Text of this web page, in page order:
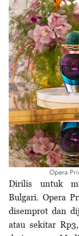
Opera
Dirilis untuk
Bulgari. Opera
disemprot dan
atau sekitar